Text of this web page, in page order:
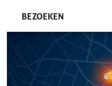
BEZOEKEN
Gratis toegang
Waarom bezoeken?
Plattegrond & exposanten
Lezingen